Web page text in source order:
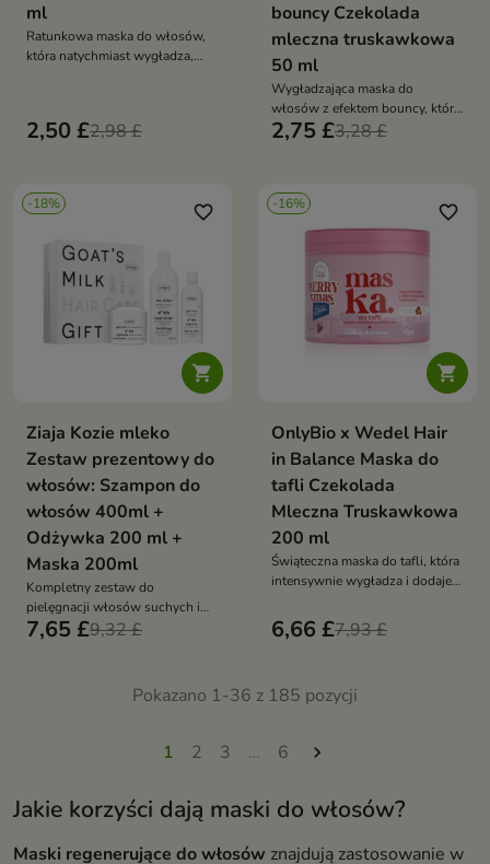
ml
Ratunkowa maska do włosów,
która natychmiast wygładza,
2,50 £2,98 £
bouncy Czekolada
mleczna truskawkowa
50 ml
Wygładzająca maska do
włosów z efektem bouncy, która
nadaje pasmom sprężystość,
2,75 £3,28 £
-18%

favorite_border
Ziaja Kozie mleko
Zestaw prezentowy do
włosów: Szampon do
włosów 400ml +
Odżywka 200 ml +
Maska 200ml
Kompletny zestaw do
pielęgnacji włosów suchych i
zniszczonych, który intensywnie
7,65 £9,32 £
-16%

favorite_border
OnlyBio x Wedel Hair
in Balance Maska do
tafli Czekolada
Mleczna Truskawkowa
200 ml
Świąteczna maska do tafli, która
intensywnie wygładza i dodaje
słodkim zapachu mlecznej
truskawki
6,66 £7,93 £
Pokazano 1-36 z 185 pozycji
1 2 3 … 6 
Jakie korzyści dają maski do włosów?
Maski regenerujące do włosów znajdują zastosowanie w